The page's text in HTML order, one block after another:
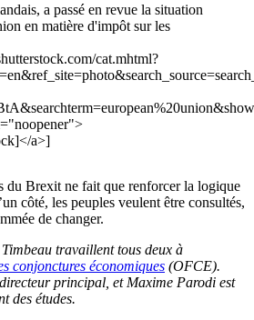
a passé en revue la situation
en matière d'impôt sur les
cat.mhtml?
a>]
du Brexit ne fait que renforcer la logique
côté, les peuples veulent être consultés,
de changer.
travaillent tous deux à
conjonctures économiques (OFCE).
principal, et Maxime Parodi est
des études.